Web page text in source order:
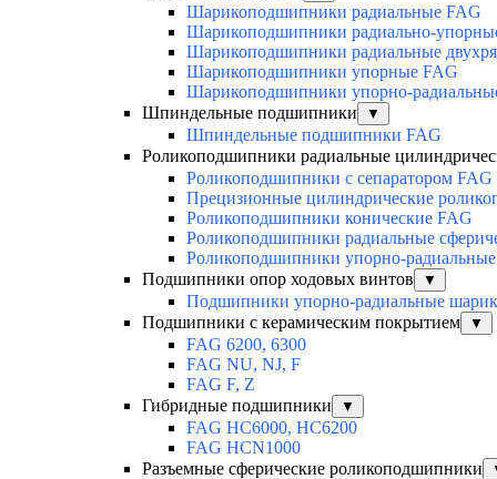
Шарикоподшипники радиальные FAG
Шарикоподшипники радиально-
Шарикоподшипники радиальные
Шарикоподшипники упорные FAG
Шарикоподшипники упорно-
Шпиндельные подшипники
▼
Шпиндельные подшипники FAG
Роликоподшипники радиальные
Роликоподшипники с сепаратором FAG
Прецизионные цилиндрические
Роликоподшипники конические FAG
Роликоподшипники радиальные
Роликоподшипники упорно-
Подшипники опор ходовых винтов
▼
Подшипники упорно-радиальные
Подшипники с керамическим покрытием
▼
FAG 6200, 6300
FAG NU, NJ, F
FAG F, Z
Гибридные подшипники
▼
FAG HC6000, HC6200
FAG HCN1000
Разъемные сферические роликоподшипники